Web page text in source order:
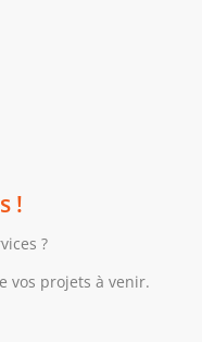
!
?
vos projets à venir.